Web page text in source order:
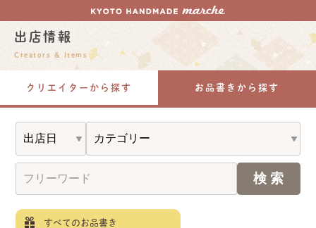
出店情報
Creators & Items
クリエイターから探す お品書きから探す
すべてのお品書き